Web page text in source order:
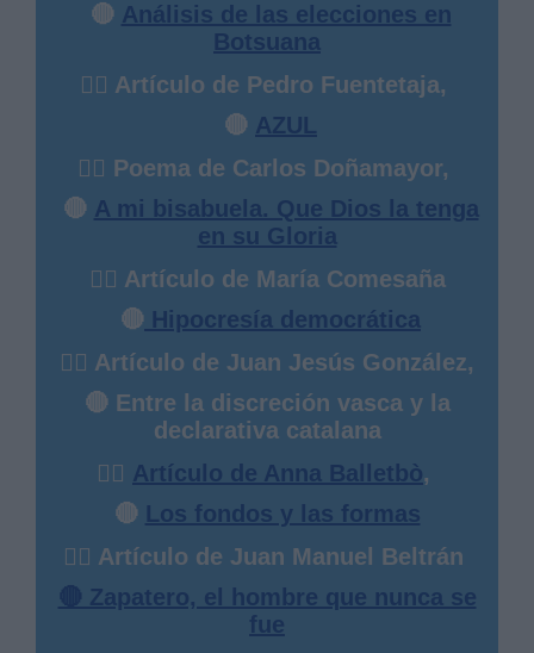
🔴 Análisis de las elecciones en
Botsuana
✍🏻 Artículo de Pedro Fuentetaja,
🔴 AZUL
✍🏻 Poema de Carlos Doñamayor,
🔴 A mi bisabuela. Que Dios la tenga
en su Gloria
✍🏻 Artículo de María Comesaña
🔴 Hipocresía democrática
✍🏻 Artículo de Juan Jesús González,
🔴 Entre la discreción vasca y la
declarativa catalana
✍🏻 Artículo de Anna Balletbò,
🔴 Los fondos y las formas
✍🏻 Artículo de Juan Manuel Beltrán
🔴 Zapatero, el hombre que nunca se
fue